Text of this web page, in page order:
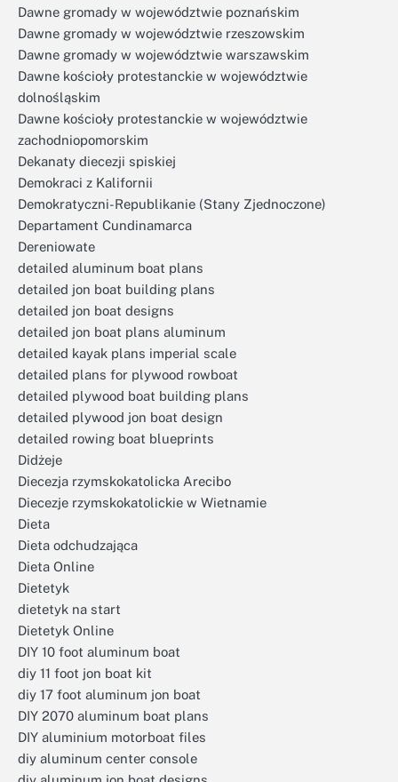
Dawne gromady w województwie poznańskim
Dawne gromady w województwie rzeszowskim
Dawne gromady w województwie warszawskim
Dawne kościoły protestanckie w województwie
dolnośląskim
Dawne kościoły protestanckie w województwie
zachodniopomorskim
Dekanaty diecezji spiskiej
Demokraci z Kalifornii
Demokratyczni-Republikanie (Stany Zjednoczone)
Departament Cundinamarca
Dereniowate
detailed aluminum boat plans
detailed jon boat building plans
detailed jon boat designs
detailed jon boat plans aluminum
detailed kayak plans imperial scale
detailed plans for plywood rowboat
detailed plywood boat building plans
detailed plywood jon boat design
detailed rowing boat blueprints
Didżeje
Diecezja rzymskokatolicka Arecibo
Diecezje rzymskokatolickie w Wietnamie
Dieta
Dieta odchudzająca
Dieta Online
Dietetyk
dietetyk na start
Dietetyk Online
DIY 10 foot aluminum boat
diy 11 foot jon boat kit
diy 17 foot aluminum jon boat
DIY 2070 aluminum boat plans
DIY aluminium motorboat files
diy aluminum center console